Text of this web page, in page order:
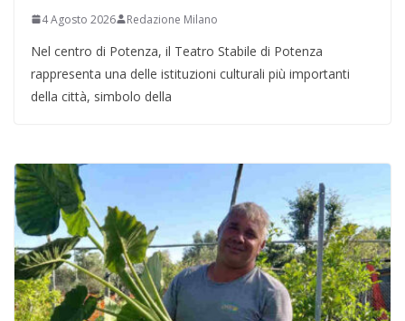
4 Agosto 2026 Redazione Milano
Nel centro di Potenza, il Teatro Stabile di Potenza
rappresenta una delle istituzioni culturali più importanti
della città, simbolo della